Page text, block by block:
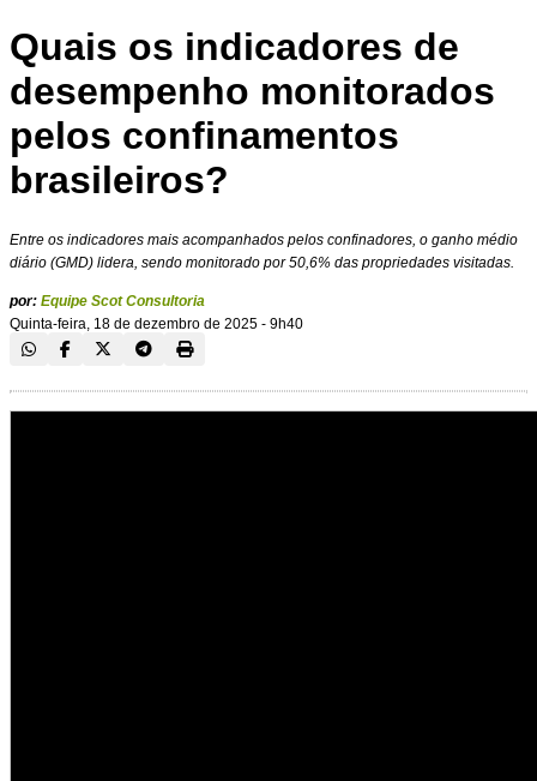
Quais os indicadores de
desempenho monitorados
pelos confinamentos
brasileiros?
Entre os indicadores mais acompanhados pelos confinadores, o ganho médio
diário (GMD) lidera, sendo monitorado por 50,6% das propriedades visitadas.
por: Equipe Scot Consultoria
Quinta-feira, 18 de dezembro de 2025 - 9h40